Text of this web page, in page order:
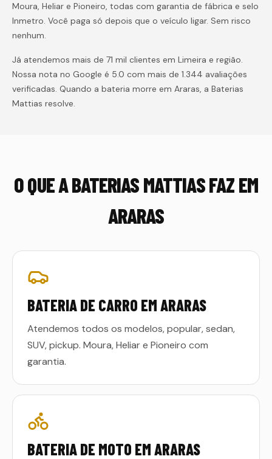
Moura, Heliar e Pioneiro, todas com garantia de fábrica e selo
Inmetro. Você paga só depois que o veículo ligar. Sem risco
nenhum.
Já atendemos mais de 71 mil clientes em Limeira e região.
Nossa nota no Google é 5.0 com mais de 1.344 avaliações
verificadas. Quando a bateria morre em Araras, a Baterias
Mattias resolve.
O QUE A BATERIAS MATTIAS FAZ EM
ARARAS
BATERIA DE CARRO EM ARARAS
Atendemos todos os modelos, popular, sedan,
SUV, pickup. Moura, Heliar e Pioneiro com
garantia.
BATERIA DE MOTO EM ARARAS